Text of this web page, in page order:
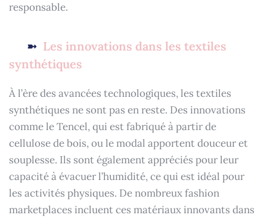
responsable.
Les innovations dans les textiles
synthétiques
À l’ère des avancées technologiques, les textiles
synthétiques ne sont pas en reste. Des innovations
comme le Tencel, qui est fabriqué à partir de
cellulose de bois, ou le modal apportent douceur et
souplesse. Ils sont également appréciés pour leur
capacité à évacuer l’humidité, ce qui est idéal pour
les activités physiques. De nombreux fashion
marketplaces incluent ces matériaux innovants dans